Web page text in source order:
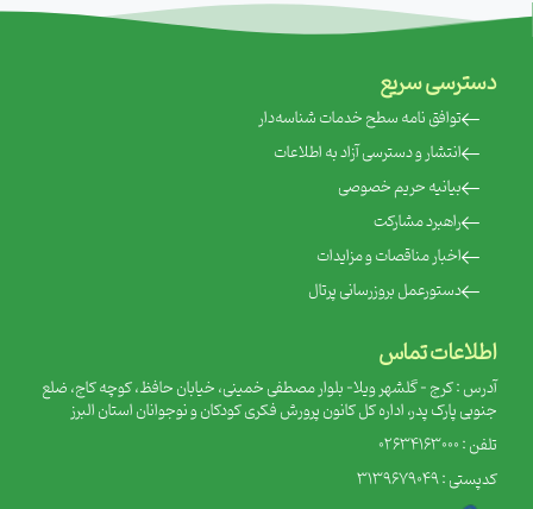
اطلاعات تماس
آدرس : کرج - گلشهر ویلا- بلوار مصطفی خمینی، خیابان حافظ، کوچه کاج، ضلع
جنوبی پارک پدر، اداره کل کانون پرورش فکری کودکان و نوجوانان استان البرز
تلفن : 02634163000
کدپستی : 3139679049
دسترسی سریع
‌توافق نامه سطح خدمات شناسه‌دار
‌انتشار و دسترسی آزاد به اطلاعات
‌بیانیه حریم خصوصی
‌راهبرد مشارکت
‌اخبار مناقصات و مزایدات
‌دستورعمل بروزرسانی پرتال